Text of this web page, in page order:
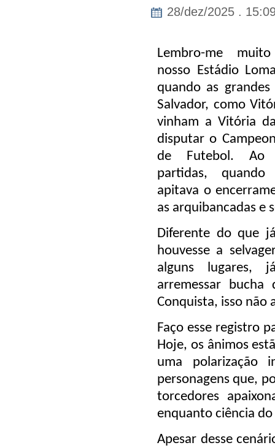
28/dez/2025 .
Lembro-me
nosso Estádio
quando as grandes
Salvador, como
vinham a Vitória
disputar o
de Futebol. Ao
partidas,
apitava o
as arquibancadas e
Diferente do que
houvesse a
alguns lugares,
arremessar
Conquista, isso não
Faço esse registro
Hoje, os ânimos
uma polarização
personagens que,
torcedores
enquanto ciência
Apesar desse